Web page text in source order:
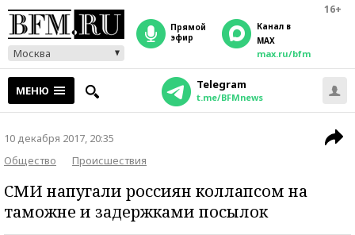
16+
Москва
прямой
эфир
Канал в
MAX
max.ru/bfm
МЕНЮ Telegram
t.me/BFMnews
10 декабря 2017, 20:35
Общество
Происшествия
СМИ напугали россиян коллапсом на
таможне и задержками посылок